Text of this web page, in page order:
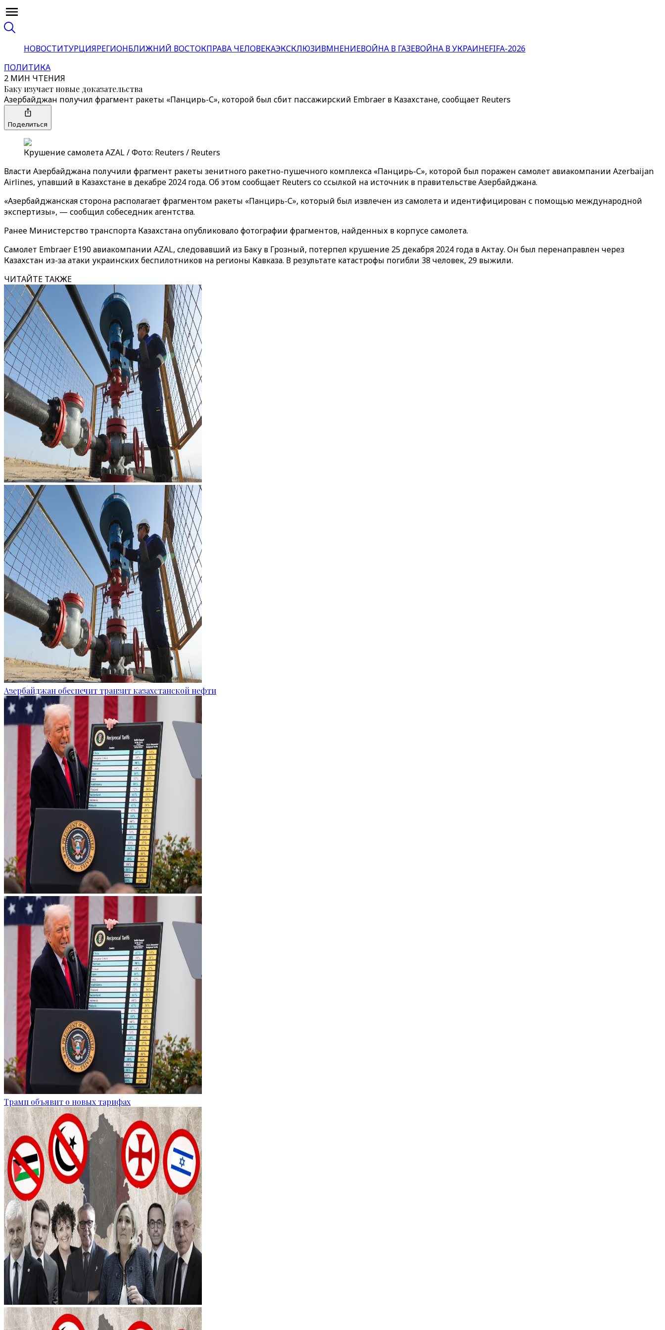
НОВОСТИТУРЦИЯРЕГИОНБЛИЖНИЙ ВОСТОКПРАВА ЧЕЛОВЕКАЭКСКЛЮЗИВМНЕНИЕВОЙНА В ГАЗЕВОЙНА В УКРАИНЕFIFA-2026
ПОЛИТИКА
2 МИН ЧТЕНИЯ
Баку изучает новые доказательства
Азербайджан получил фрагмент ракеты «Панцирь-С», которой был сбит пассажирский Embraer в Казахстане, сообщает Reuters
Поделиться
Крушение самолета AZAL / Фото: Reuters / Reuters
Власти Азербайджана получили фрагмент ракеты зенитного ракетно-пушечного комплекса «Панцирь-С», которой был поражен самолет авиакомпании Azerbaijan
Airlines, упавший в Казахстане в декабре 2024 года. Об этом сообщает Reuters со ссылкой на источник в правительстве Азербайджана.
«Азербайджанская сторона располагает фрагментом ракеты «Панцирь-С», который был извлечен из самолета и идентифицирован с помощью международной
экспертизы», — сообщил собеседник агентства.
Ранее Министерство транспорта Казахстана опубликовало фотографии фрагментов, найденных в корпусе самолета.
Самолет Embraer E190 авиакомпании AZAL, следовавший из Баку в Грозный, потерпел крушение 25 декабря 2024 года в Актау. Он был перенаправлен через
Казахстан из-за атаки украинских беспилотников на регионы Кавказа. В результате катастрофы погибли 38 человек, 29 выжили.
ЧИТАЙТЕ ТАКЖЕ
Азербайджан обеспечит транзит казахстанской нефти
Трамп объявит о новых тарифах